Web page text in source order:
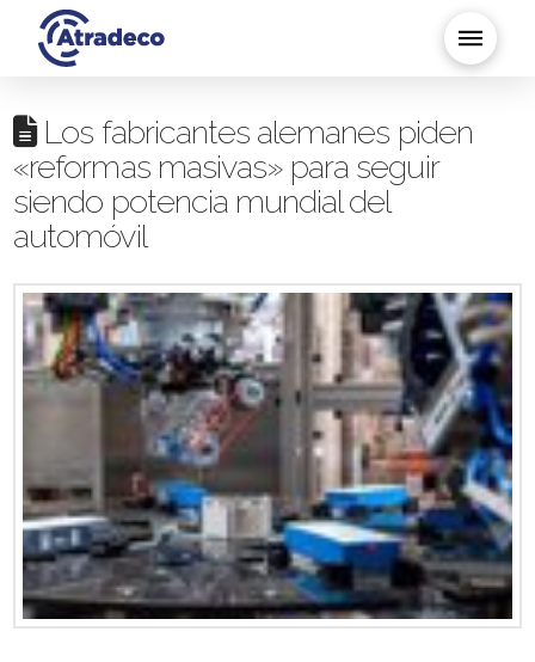
Los fabricantes alemanes piden
«reformas masivas» para seguir
siendo potencia mundial del
automóvil